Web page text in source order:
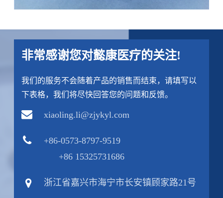
非常感谢您对懿康医疗的关注!
我们的服务不会随着产品的销售而结束，请填写以
下表格，我们将尽快回答您的问题和反馈。
xiaoling.li@zjykyl.com
+86-0573-8797-9519
+86 15325731686
浙江省嘉兴市海宁市长安镇顾家路21号